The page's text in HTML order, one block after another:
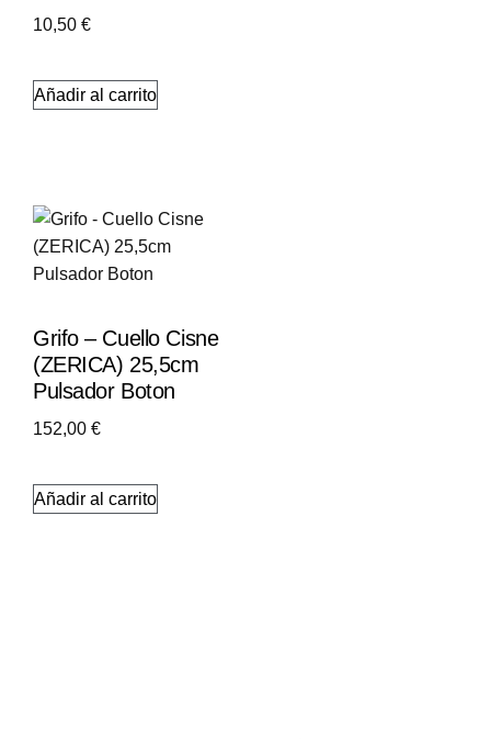
10,50 €
Añadir al carrito
Grifo – Cuello Cisne
(ZERICA) 25,5cm
Pulsador Boton
152,00 €
Añadir al carrito